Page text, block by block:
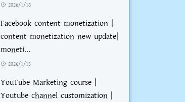
2026/1/18
Facebook content monetization |
content monetization new update|
moneti...
2026/1/13
YouTube Marketing course |
Youtube channel customization |